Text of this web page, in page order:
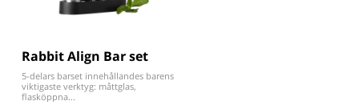
Rabbit Align Bar set
5-delars barset innehållandes barens
viktigaste verktyg: måttglas,
flasköppna...